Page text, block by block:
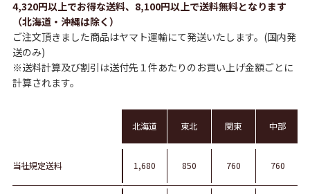
4,320円以上でお得な送料、8,100円以上で送料無料となります
（北海道・沖縄は除く）
ご注文頂きました商品はヤマト運輸にて発送いたします。(国内発
送のみ)
※送料計算及び割引は送付先１件あたりのお買い上げ金額ごとに
計算されます。
北海道 東北 関東 中部
当社規定送料 1,680 850 760 760